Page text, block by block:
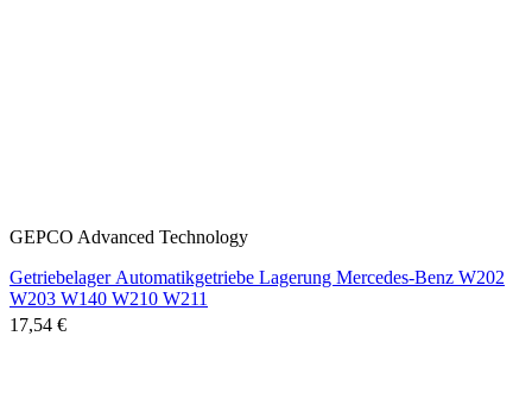
GEPCO Advanced Technology
Getriebelager Automatikgetriebe Lagerung Mercedes-Benz W202
W203 W140 W210 W211
17,54 €